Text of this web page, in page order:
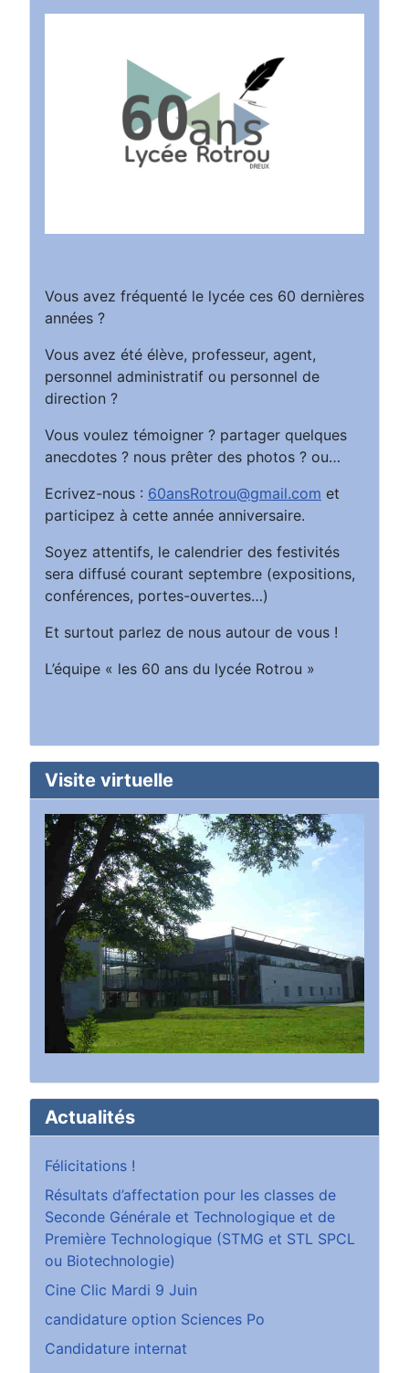
Vous avez fréquenté le lycée ces 60 dernières
années ?
Vous avez été élève, professeur, agent,
personnel administratif ou personnel de
direction ?
Vous voulez témoigner ? partager quelques
anecdotes ? nous prêter des photos ? ou…
Ecrivez-nous : 60ansRotrou@gmail.com et
participez à cette année anniversaire.
Soyez attentifs, le calendrier des festivités
sera diffusé courant septembre (expositions,
conférences, portes-ouvertes…)
Et surtout parlez de nous autour de vous !
L’équipe « les 60 ans du lycée Rotrou »
Visite virtuelle
Actualités
Félicitations !
Résultats d’affectation pour les classes de
Seconde Générale et Technologique et de
Première Technologique (STMG et STL SPCL
ou Biotechnologie)
Cine Clic Mardi 9 Juin
candidature option Sciences Po
Candidature internat